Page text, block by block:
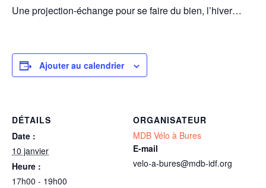
Une projection-échange pour se faire du bien, l’hiver…
Ajouter au calendrier
DÉTAILS
Date :
10 janvier
Heure :
17h00 - 19h00
ORGANISATEUR
MDB Vélo à Bures
E-mail
velo-a-bures@mdb-idf.org